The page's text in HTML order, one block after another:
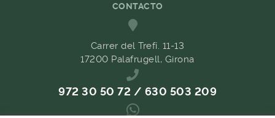
CONTACTO
Carrer del Trefí. 11-13
17200 Palafrugell, Girona
972 30 50 72 / 630 503 209